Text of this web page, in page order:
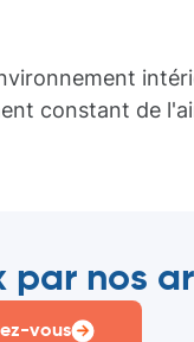
constant de
nos
vous